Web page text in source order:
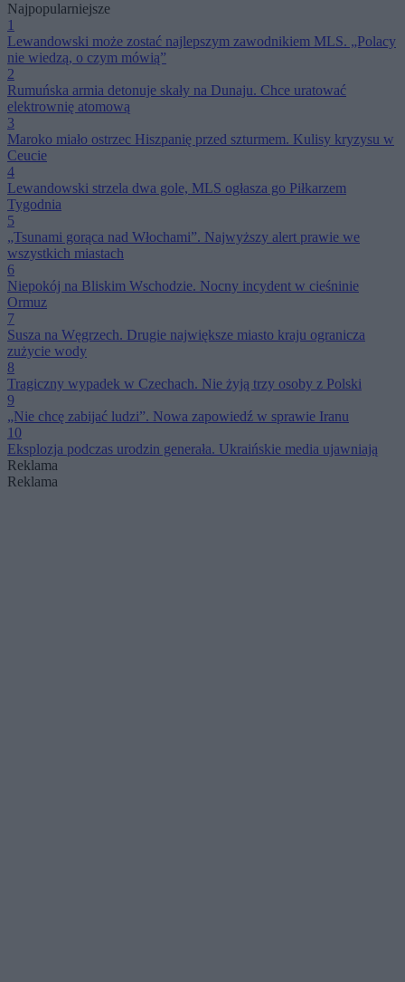
Najpopularniejsze
1
Lewandowski może zostać najlepszym zawodnikiem MLS. „Polacy
nie wiedzą, o czym mówią”
2
Rumuńska armia detonuje skały na Dunaju. Chce uratować
elektrownię atomową
3
Maroko miało ostrzec Hiszpanię przed szturmem. Kulisy kryzysu w
Ceucie
4
Lewandowski strzela dwa gole, MLS ogłasza go Piłkarzem
Tygodnia
5
„Tsunami gorąca nad Włochami”. Najwyższy alert prawie we
wszystkich miastach
6
Niepokój na Bliskim Wschodzie. Nocny incydent w cieśninie
Ormuz
7
Susza na Węgrzech. Drugie największe miasto kraju ogranicza
zużycie wody
8
Tragiczny wypadek w Czechach. Nie żyją trzy osoby z Polski
9
„Nie chcę zabijać ludzi”. Nowa zapowiedź w sprawie Iranu
10
Eksplozja podczas urodzin generała. Ukraińskie media ujawniają
Reklama
Reklama